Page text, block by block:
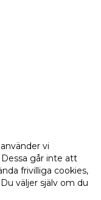
vi
går inte att
frivilliga cookies,
väljer själv om du